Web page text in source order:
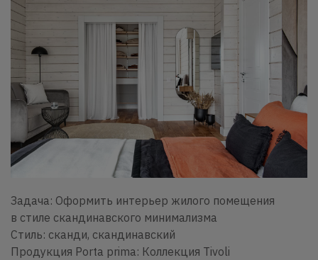
Задача: Оформить интерьер жилого помещения
в стиле скандинавского минимализма
Стиль: сканди, скандинавский
Продукция Porta prima: Коллекция Tivoli